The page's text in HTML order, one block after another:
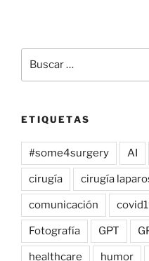
por:
ETIQUETAS
#some4surgery AI
cirugía cirugía
comunicación
Fotografía GPT
healthcare humor